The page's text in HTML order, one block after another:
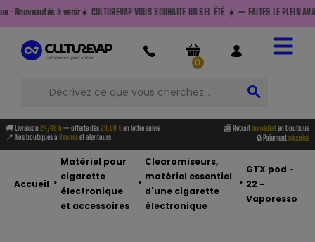
☀️ CULTUREVAP VOUS SOUHAITE UN BEL ÉTÉ ☀️ — FAITES LE PLEIN AVANT DE
0
search
🚚 Livraison24/48 h — offerte dès29,90 €en lettre suivie 🏬 Retraitimmédiaten boutique
📍 Nos boutiques à Renneset alentours 🔒 Paiementsécurisé
Accueil >
Matériel pour
cigarette
électronique
et accessoires
>
Clearomiseurs,
matériel essentiel
d'une cigarette
électronique
>
GTX pod -
22 -
Vaporesso